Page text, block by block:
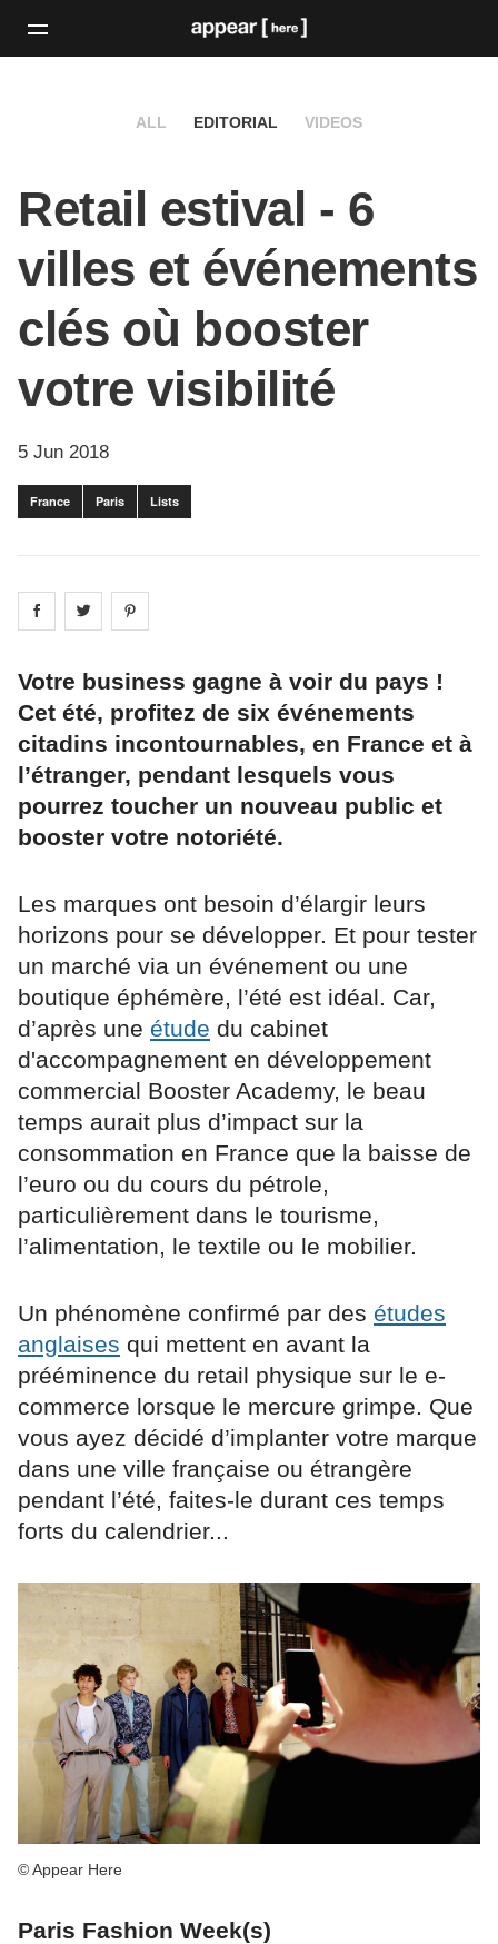
ALL EDITORIAL VIDEOS
Retail estival - 6
villes et événements
clés où booster
votre visibilité
5 Jun 2018
France Paris Lists
Share on facebook
Share on
Votre business gagne à voir du pays !
Cet été, profitez de six événements
citadins incontournables, en France et à
l’étranger, pendant lesquels vous
pourrez toucher un nouveau public et
booster votre notoriété.
Les marques ont besoin d’élargir leurs
horizons pour se développer. Et pour tester
un marché via un événement ou une
boutique éphémère, l’été est idéal. Car,
d’après une étude du cabinet
d'accompagnement en développement
commercial Booster Academy, le beau
temps aurait plus d’impact sur la
consommation en France que la baisse de
l’euro ou du cours du pétrole,
particulièrement dans le tourisme,
l’alimentation, le textile ou le mobilier.
Un phénomène confirmé par des études
anglaises qui mettent en avant la
prééminence du retail physique sur le e-
commerce lorsque le mercure grimpe. Que
vous ayez décidé d’implanter votre marque
dans une ville française ou étrangère
pendant l’été, faites-le durant ces temps
forts du calendrier...
© Appear Here
Paris Fashion Week(s)